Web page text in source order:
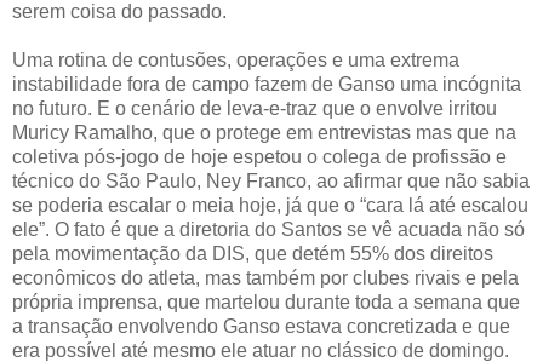
serem coisa do passado.
Uma rotina de contusões, operações e uma extrema
instabilidade fora de campo fazem de Ganso uma incógnita
no futuro. E o cenário de leva-e-traz que o envolve irritou
Muricy Ramalho, que o protege em entrevistas mas que na
coletiva pós-jogo de hoje espetou o colega de profissão e
técnico do São Paulo, Ney Franco, ao afirmar que não sabia
se poderia escalar o meia hoje, já que o “cara lá até escalou
ele”. O fato é que a diretoria do Santos se vê acuada não só
pela movimentação da DIS, que detém 55% dos direitos
econômicos do atleta, mas também por clubes rivais e pela
própria imprensa, que martelou durante toda a semana que
a transação envolvendo Ganso estava concretizada e que
era possível até mesmo ele atuar no clássico de domingo.